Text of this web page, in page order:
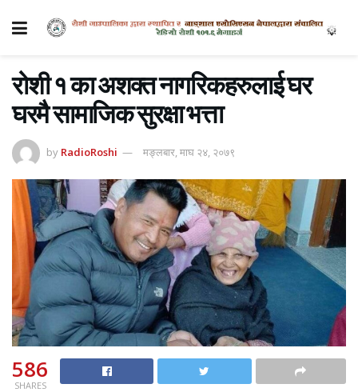
रोशी १ का अशक्त नागरिकहरुलाई घर
घरमै सामाजिक सुरक्षा भत्ता
by RadioRoshi मङ्लबार, माघ २४, २०७९
586
SHARES